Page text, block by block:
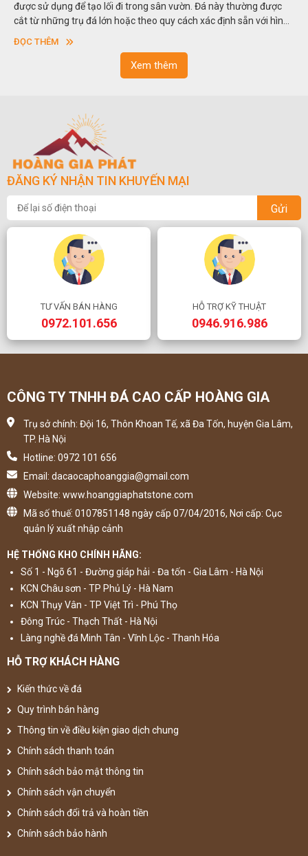
sử dụng để tạo lối đi trong sân vườn. Đá này thường được
những trụ đá lớn hoặc theo quy cách xác định sẵn với hình
hoặc hình chữ nhật và có độ dày khác nhau.
THÊM
thu
trong
Xem thêm
ĐĂNG KÝ NHẬN TIN KHUYẾN MẠI
Gửi
TƯ VẤN BÁN HÀNG
0972.101.656
HỖ TRỢ KỸ THUẬT
0946.916.986
CÔNG TY TNHH ĐÁ CAO CẤP HOÀNG GIA
Trụ sở chính: Đội 16, Thôn Khoan Tế, xã Đa Tốn, huyện Gia Lâm,
TP. Hà Nội
Hotline: 0972 101 656
Email: dacaocaphoanggia@gmail.com
Website: www.hoanggiaphatstone.com
Mã số thuế: 0107851148 ngày cấp 07/04/2016, Nơi cấp: Cục
quản lý xuất nhập cảnh
HỆ THỐNG KHO CHÍNH HÃNG:
Số 1 - Ngõ 61 - Đường giáp hải - Đa tốn - Gia Lâm - Hà Nội
KCN Châu sơn - TP Phủ Lý - Hà Nam
KCN Thụy Vân - TP Việt Trì - Phú Thọ
Đông Trúc - Thạch Thất - Hà Nội
Làng nghề đá Minh Tân - Vĩnh Lộc - Thanh Hóa
HỖ TRỢ KHÁCH HÀNG
Kiến thức về đá
Quy trình bán hàng
Thông tin về điều kiện giao dịch chung
Chính sách thanh toán
Chính sách bảo mật thông tin
Chính sách vận chuyển
Chính sách đổi trả và hoàn tiền
Chính sách bảo hành